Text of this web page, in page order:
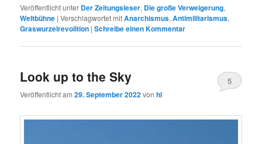
Veröffentlicht unter Der Zeitungsleser, Die große Verweigerung,
Weltbühne |Verschlagwortet mitAnarchismus,Antimilitarismus,
Graswurzelrevolition |Schreibe einen Kommentar
Look up to the Sky
Veröffentlicht am29. September 2022vonhl
5